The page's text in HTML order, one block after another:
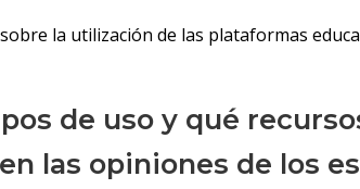
la utilización de las plataformas
de uso y qué
las opiniones de los